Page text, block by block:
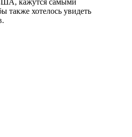
также хотелось увидеть